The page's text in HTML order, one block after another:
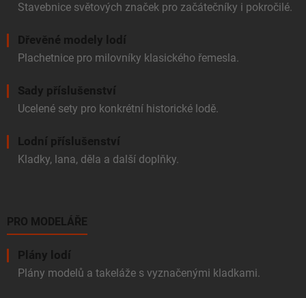
Stavebnice světových značek pro začátečníky i pokročilé.
Dřevěné modely lodí
Plachetnice pro milovníky klasického řemesla.
Sady příslušenství
Ucelené sety pro konkrétní historické lodě.
Lodní příslušenství
Kladky, lana, děla a další doplňky.
PRO MODELÁŘE
Plány lodí
Plány modelů a takeláže s vyznačenými kladkami.